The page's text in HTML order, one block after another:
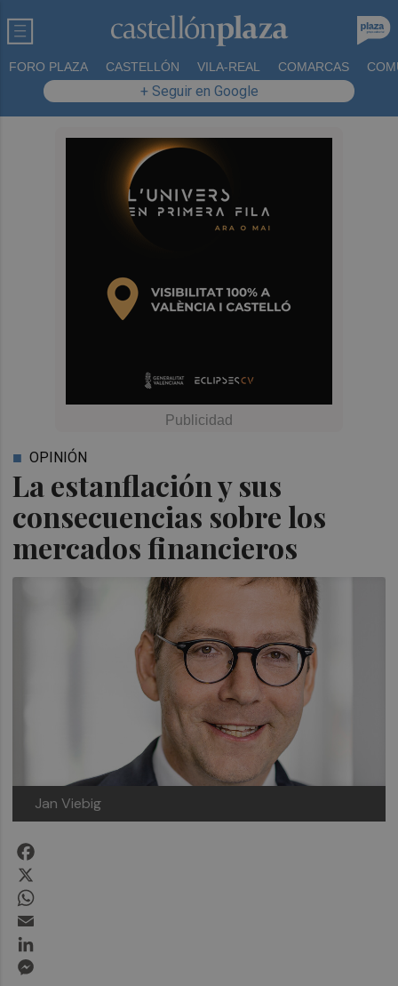
FORO PLAZA CASTELLÓN VILA-REAL COMARCAS
+ Seguir en Google
La estanflación y sus
consecuencias sobre los
mercados financieros
OPINIÓN
Jan Viebig